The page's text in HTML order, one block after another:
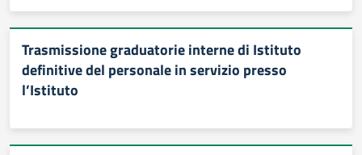
Trasmissione graduatorie interne di Istituto
definitive del personale in servizio presso
l’Istituto